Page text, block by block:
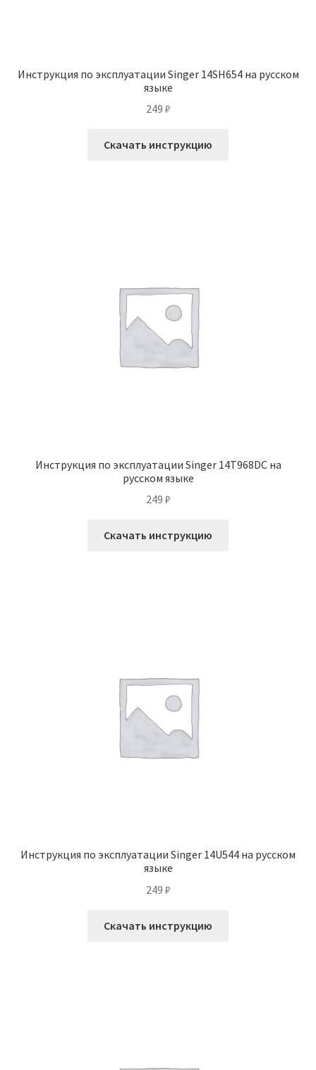
Инструкция по эксплуатации Singer 14SH654 на русском
языке
249 ₽
Скачать инструкцию
Инструкция по эксплуатации Singer 14T968DC на
русском языке
249 ₽
Скачать инструкцию
Инструкция по эксплуатации Singer 14U544 на русском
языке
249 ₽
Скачать инструкцию